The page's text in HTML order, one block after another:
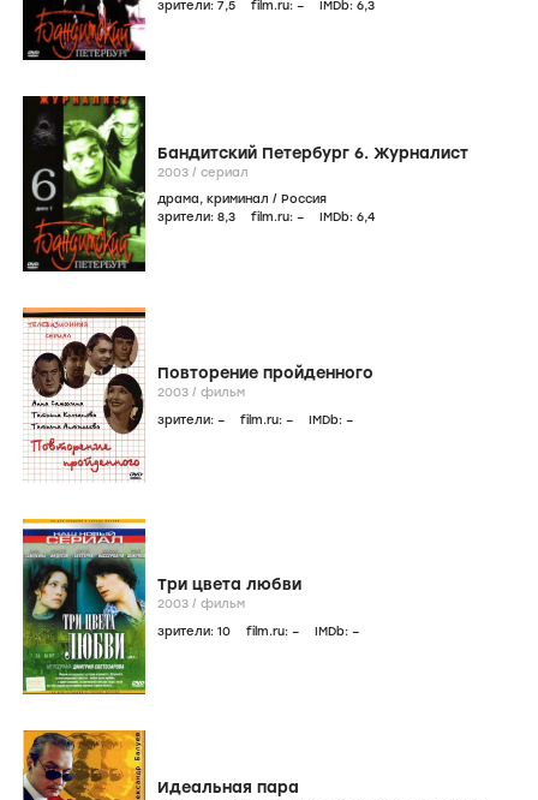
зрители: 7,5 film.ru: – IMDb: 6,3
Бандитский Петербург 6. Журналист
2003 / сериал
драма, криминал / Россия
зрители: 8,3 film.ru: – IMDb: 6,4
Повторение пройденного
2003 / фильм
зрители: – film.ru: – IMDb: –
Три цвета любви
2003 / фильм
зрители: 10 film.ru: – IMDb: –
Идеальная пара